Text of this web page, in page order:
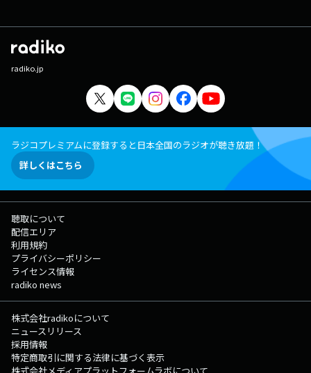
radiko.jp
ラジコプレミアムに登録すると日本全国のラジオが聴き放題！
詳しくはこちら
聴取について
配信エリア
利用規約
プライバシーポリシー
ライセンス情報
radiko news
株式会社radikoについて
ニュースリリース
採用情報
特定商取引に関する法律に基づく表示